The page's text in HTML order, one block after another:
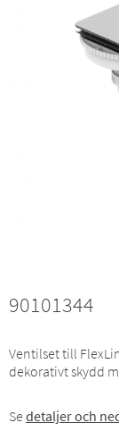
90101344
Ventilset till
dekorativt skydd
Se detaljer och